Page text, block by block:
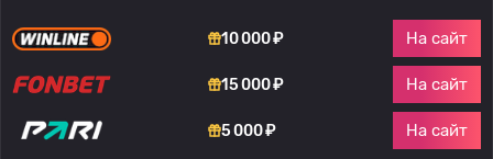
10 000 ₽ На сайт
15 000 ₽ На сайт
5 000 ₽ На сайт